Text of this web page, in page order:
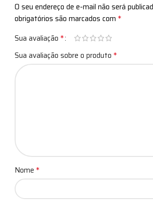
O seu endereço de e-mail não será
obrigatórios são marcados com *
Sua avaliação *
Sua avaliação sobre o produto *
Nome *